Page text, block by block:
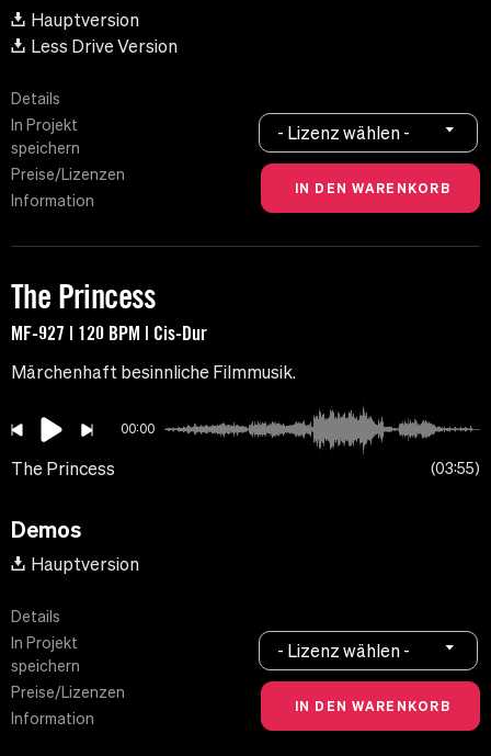
Hauptversion
Less Drive Version
Details
In Projekt
speichern
Preise/Lizenzen
Information
- Lizenz wählen -
The Princess
MF-927 | 120 BPM | Cis-Dur
Märchenhaft besinnliche Filmmusik.
00:00
The Princess 03:55
Demos
Hauptversion
Details
In Projekt
speichern
Preise/Lizenzen
Information
- Lizenz wählen -